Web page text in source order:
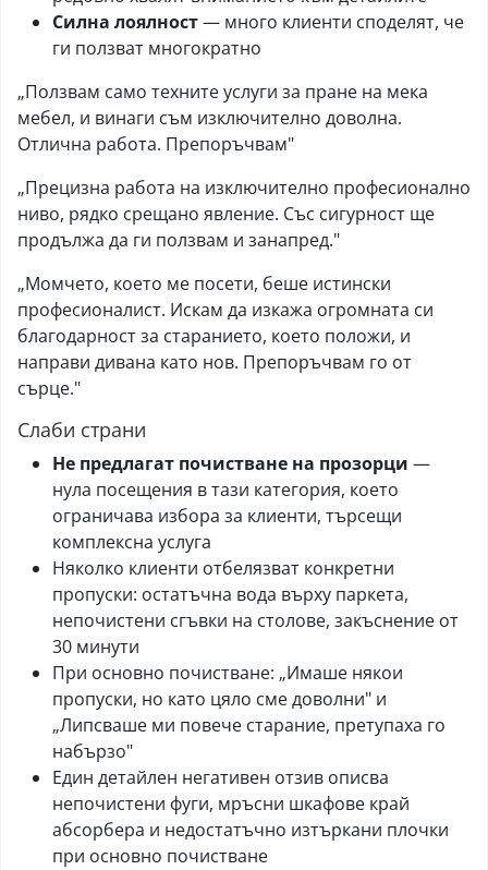
Силна лоялност— много клиенти споделят, че
ги ползват многократно
„Ползвам само техните услуги за пране на мека
мебел, и винаги съм изключително доволна.
Отлична работа. Препоръчвам"
„Прецизна работа на изключително професионално
ниво, рядко срещано явление. Със сигурност ще
продължа да ги ползвам и занапред."
„Момчето, което ме посети, беше истински
професионалист. Искам да изкажа огромната си
благодарност за старанието, което положи, и
направи дивана като нов. Препоръчвам го от
сърце."
Слаби страни
Не предлагат почистване на прозорци —
нула посещения в тази категория, което
ограничава избора за клиенти, търсещи
комплексна услуга
Няколко клиенти отбелязват конкретни
пропуски: остатъчна вода върху паркета,
непочистени сгъвки на столове, закъснение от
30 минути
При основно почистване: „Имаше някои
пропуски, но като цяло сме доволни" и
„Липсваше ми повече старание, претупаха го
набързо"
Един детайлен негативен отзив описва
непочистени фуги, мръсни шкафове край
абсорбера и недостатъчно изтъркани плочки
при основно почистване